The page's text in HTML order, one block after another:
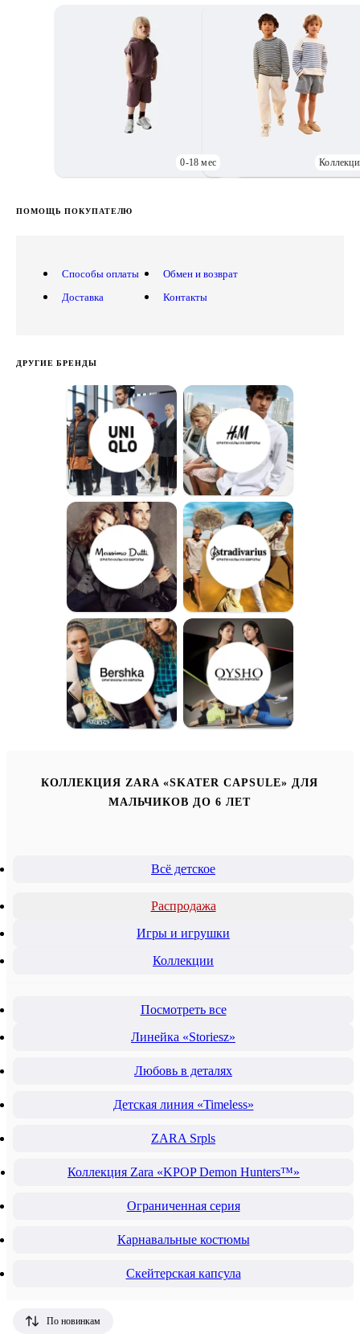
0-18 мес
ПОМОЩЬ ПОКУПАТЕЛЮ
Способы оплаты
Доставка
Обмен и возврат
Контакты
ДРУГИЕ БРЕНДЫ
КОЛЛЕКЦИЯ ZARA «SKATER CAPSULE» ДЛЯ
МАЛЬЧИКОВ ДО 6 ЛЕТ
Всё детское
Распродажа
Игры и игрушки
Коллекции
Посмотреть все
Линейка «Storiesz»
Любовь в деталях
Детская линия «Timeless»
ZARA Srpls
Коллекция Zara «KPOP Demon Hunters™»
Ограниченная серия
Карнавальные костюмы
Скейтерская капсула
По новинкам